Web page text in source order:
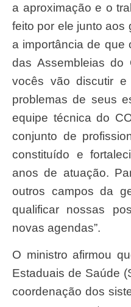
a aproximação e o
feito por ele junto aos
a importância de que
das Assembleias do
vocês vão discutir
problemas de seus
equipe técnica do
conjunto de
constituído e
anos de atuação.
outros campos da
qualificar nossas
novas agendas”.
O ministro afirmou que cabem às Secretarias
Estaduais de Saúde
coordenação dos